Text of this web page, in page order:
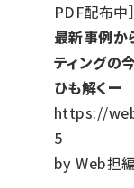
PDF配布中］
最新事例か
ティングの
ひも解くー
https://
5
byWeb担